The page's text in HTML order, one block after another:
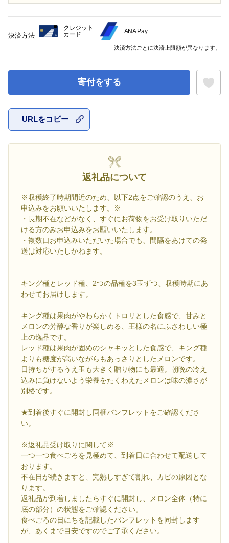
寄付をする
URLをコピー
返礼品について
※収穫終了時期間近のため、以下2点をご確認のうえ、お
申込みをお願いいたします。※
・長期不在などがなく、すぐにお荷物をお受け取りいただ
ける方のみお申込みをお願いいたします。
・複数口お申込みいただいた場合でも、間隔をあけての発
送は対応いたしかねます。
キング種とレッド種、2つの品種を3玉ずつ、収穫時期にあ
わせてお届けします。
キング種は果肉がやわらかくトロリとした食感で、甘みと
メロンの芳醇な香りが楽しめる、王様の名にふさわしい極
上の逸品です。
レッド種は果肉が固めのシャキッとした食感で、キング種
よりも糖度が高いながらもあっさりとしたメロンです。
日持ちがするうえ玉も大きく贈り物にも最適。朝晩の冷え
込みに負けないよう栄養をたくわえたメロンは味の濃さが
別格です。
★到着後すぐに開封し同梱パンフレットをご確認くださ
い。
※返礼品受け取りに関して※
一つ一つ食べごろを見極めて、到着日に合わせて配送して
おります。
不在日が続きますと、完熟しすぎて割れ、カビの原因とな
ります。
返礼品が到着しましたらすぐに開封し、メロン全体（特に
底の部分）の状態をご確認ください。
食べごろの日にちを記載したパンフレットを同封します
が、あくまで目安ですのでご了承ください。
決済方法
クレジット
カード
ANA Pay
決済方法ごとに決済上限額が異なります。